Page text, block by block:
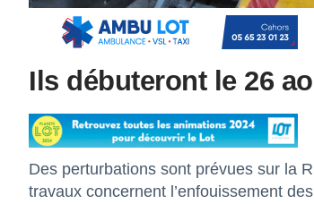
Ils débuteront le 26
Des perturbations sont prévues sur la
travaux concernent l’enfouissement